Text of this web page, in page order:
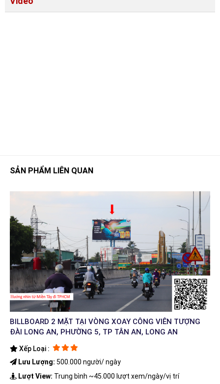
SẢN PHẨM LIÊN QUAN
BILLBOARD 2 MẶT TẠI VÒNG XOAY CÔNG VIÊN TƯỢNG
ĐÀI LONG AN, PHƯỜNG 5, TP TÂN AN, LONG AN
Xếp Loại :
Lưu Lượng: 500.000 người/ ngày
Lượt View: Trung bình ~45.000 lượt xem/ngày/vị trí